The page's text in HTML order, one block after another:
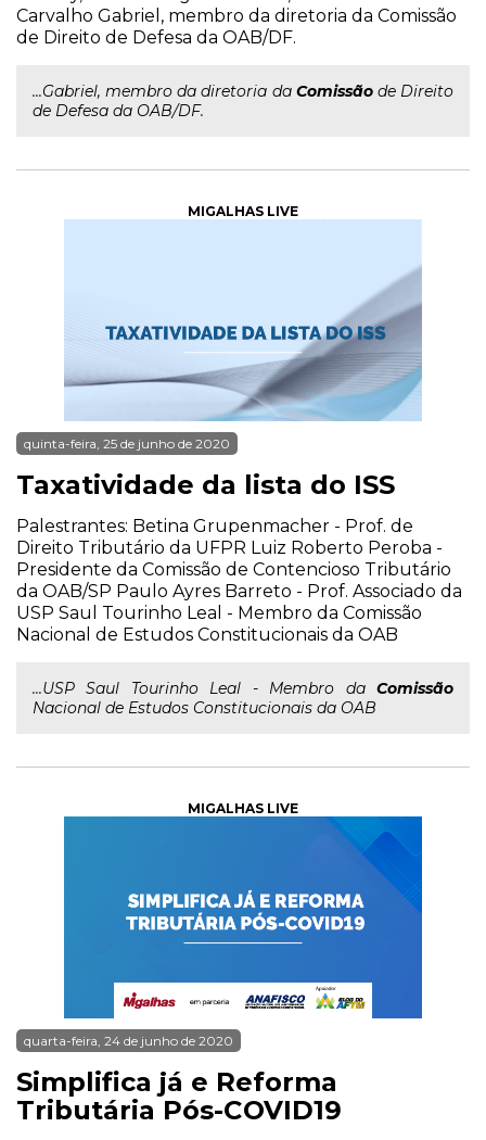
Carvalho Gabriel, membro da diretoria da Comissão
de Direito de Defesa da OAB/DF.
...Gabriel, membro da diretoria da Comissãode Direito
de Defesa da OAB/DF.
MIGALHAS LIVE
quinta-feira, 25 de junho de 2020
Taxatividade da lista do ISS
Palestrantes: Betina Grupenmacher - Prof. de
Direito Tributário da UFPR Luiz Roberto Peroba -
Presidente da Comissão de Contencioso Tributário
da OAB/SP Paulo Ayres Barreto - Prof. Associado da
USP Saul Tourinho Leal - Membro da Comissão
Nacional de Estudos Constitucionais da OAB
...USP Saul Tourinho Leal - Membro da Comissão
Nacional de Estudos Constitucionais da OAB
MIGALHAS LIVE
quarta-feira, 24 de junho de 2020
Simplifica já e Reforma
Tributária Pós-COVID19